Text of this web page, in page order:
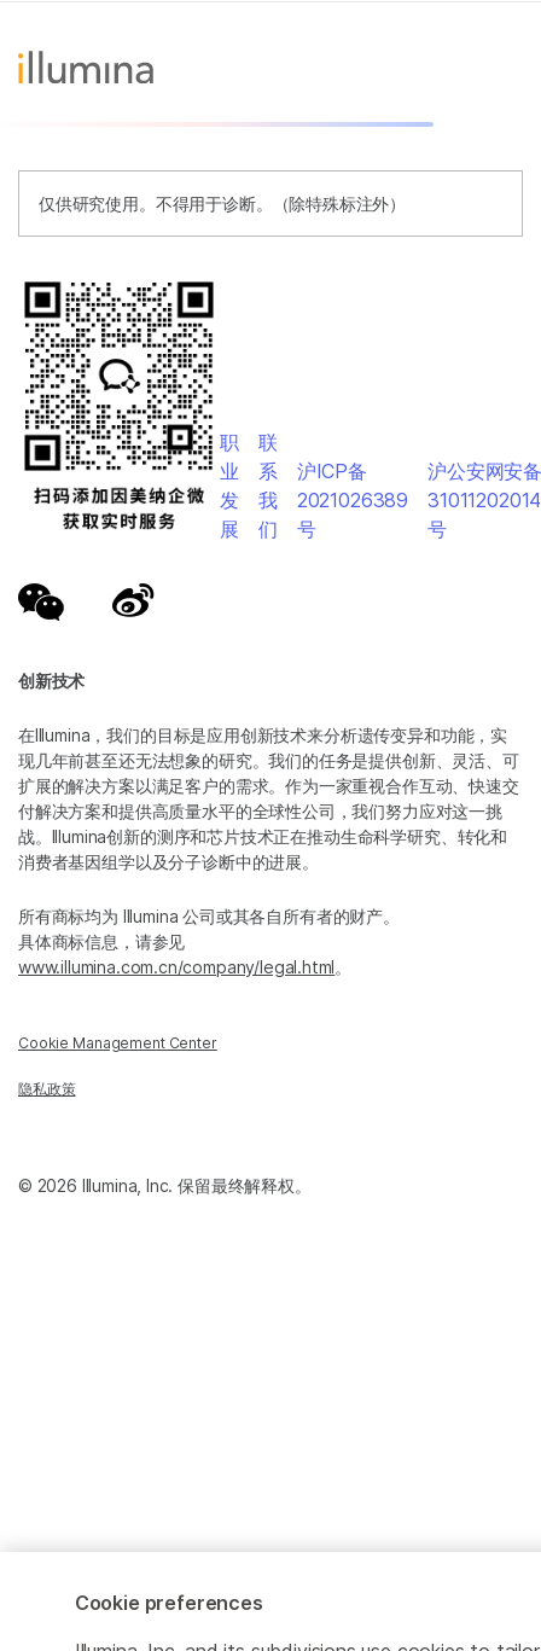
仅供研究使用。不得用于诊断。（除特殊标注外）
创新技术
在Illumina，我们的目标是应用创新技术来分析遗传变异和功能，实
现几年前甚至还无法想象的研究。我们的任务是提供创新、灵活、可
扩展的解决方案以满足客户的需求。作为一家重视合作互动、快速交
付解决方案和提供高质量水平的全球性公司，我们努力应对这一挑
战。Illumina创新的测序和芯片技术正在推动生命科学研究、转化和
消费者基因组学以及分子诊断中的进展。
所有商标均为 Illumina 公司或其各自所有者的财产。
具体商标信息，请参见
www.illumina.com.cn/company/legal.html。
Cookie Management Center
隐私政策
职
业
发
展
联
系
我
们
沪ICP备
2021026389
号
沪公安网安
号
© 2026 Illumina, Inc. 保留最终解释权。
Cookie preferences